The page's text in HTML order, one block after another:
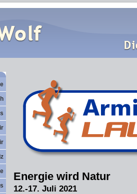
Energie wird Natur
12.-17. Juli 2021